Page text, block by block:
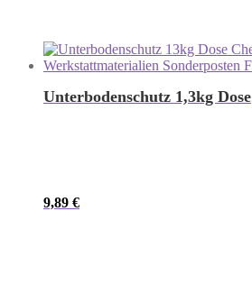
Unterbodenschutz 1,3kg Dose
9,89 €